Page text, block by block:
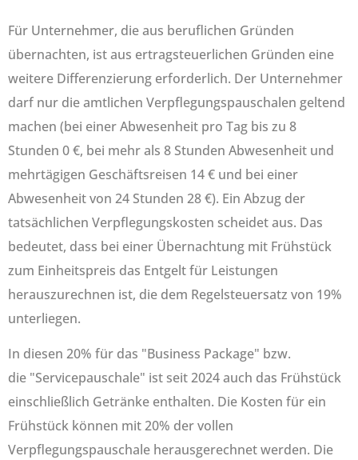
Für Unternehmer, die aus beruflichen Gründen
übernachten, ist aus ertragsteuerlichen Gründen eine
weitere Differenzierung erforderlich. Der Unternehmer
darf nur die amtlichen Verpflegungspauschalen geltend
machen (bei einer Abwesenheit pro Tag bis zu 8
Stunden 0 €, bei mehr als 8 Stunden Abwesenheit und
mehrtägigen Geschäftsreisen 14 € und bei einer
Abwesenheit von 24 Stunden 28 €). Ein Abzug der
tatsächlichen Verpflegungskosten scheidet aus. Das
bedeutet, dass bei einer Übernachtung mit Frühstück
zum Einheitspreis das Entgelt für Leistungen
herauszurechnen ist, die dem Regelsteuersatz von 19%
unterliegen.
In diesen 20% für das "Business Package" bzw.
die "Servicepauschale" ist seit 2024 auch das Frühstück
einschließlich Getränke enthalten. Die Kosten für ein
Frühstück können mit 20% der vollen
Verpflegungspauschale herausgerechnet werden. Die